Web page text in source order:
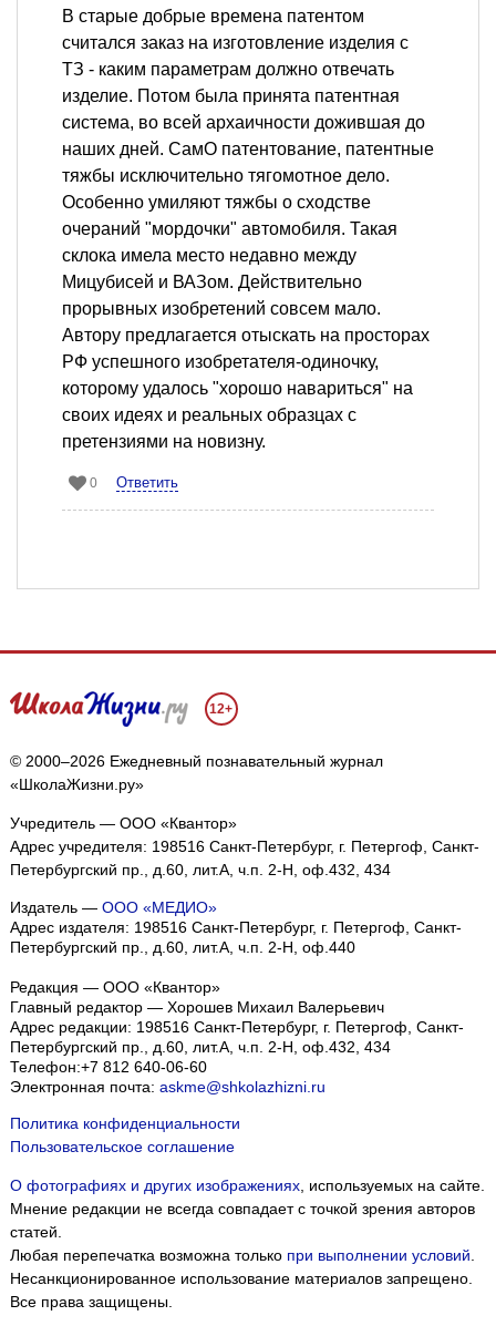
В старые добрые времена патентом
считался заказ на изготовление изделия с
ТЗ - каким параметрам должно отвечать
изделие. Потом была принята патентная
система, во всей архаичности дожившая до
наших дней. СамО патентование, патентные
тяжбы исключительно тягомотное дело.
Особенно умиляют тяжбы о сходстве
очераний "мордочки" автомобиля. Такая
склока имела место недавно между
Мицубисей и ВАЗом. Действительно
прорывных изобретений совсем мало.
Автору предлагается отыскать на просторах
РФ успешного изобретателя-одиночку,
которому удалось "хорошо навариться" на
своих идеях и реальных образцах с
претензиями на новизну.
0 Ответить
12+
© 2000–2026 Ежедневный познавательный журнал
«ШколаЖизни.ру»
Учредитель — ООО «Квантор»
Адрес учредителя: 198516 Санкт-Петербург, г. Петергоф, Санкт-
Петербургский пр., д.60, лит.А, ч.п. 2-Н, оф.432, 434
Издатель — ООО «МЕДИО»
Адрес издателя: 198516 Санкт-Петербург, г. Петергоф, Санкт-
Петербургский пр., д.60, лит.А, ч.п. 2-Н, оф.440
Редакция — ООО «Квантор»
Главный редактор — Хорошев Михаил Валерьевич
Адрес редакции: 198516 Санкт-Петербург, г. Петергоф Санкт-
Петербургский пр., д.60, лит.А, ч.п. 2-Н, оф.432, 434
Телефон:+7 812 640-06-60
Электронная почта: askme@shkolazhizni.ru
Политика конфиденциальности
Пользовательское соглашение
О фотографиях и других изображениях, используемых на сайте.
Мнение редакции не всегда совпадает с точкой зрения авторов
статей.
Любая перепечатка возможна только при выполнении условий
Несанкционированное использование материалов запрещено.
Все права защищены.